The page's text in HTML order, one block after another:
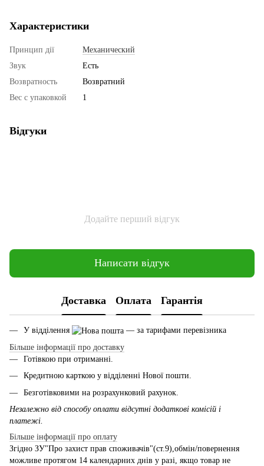
Характеристики
Принцип дії
Механический
Звук
Есть
Возвратность
Возвратний
Вес с упаковкой
1
Відгуки
Додайте перший відгук
Написати відгук
Доставка Оплата Гарантія
У відділення
— за тарифами перевізника
Більше інформації про доставку
Готівкою при отриманні.
Кредитною карткою у відділенні Нової пошти.
Безготівковими на розрахунковий рахунок.
Незалежно від способу оплати відсутні додаткові комісій і
платежі.
Більше інформації про оплату
Згідно ЗУ"Про захист прав споживачів"(ст.9),обмін/повернення
можливе протягом 14 календарних днів у разі, якщо товар не